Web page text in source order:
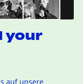
your
auf unsere